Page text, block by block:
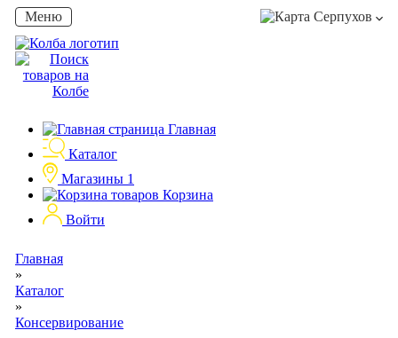
Меню Серпухов
Главная
Каталог
Магазины 1
Корзина
Войти
Главная
»
Каталог
»
Консервирование